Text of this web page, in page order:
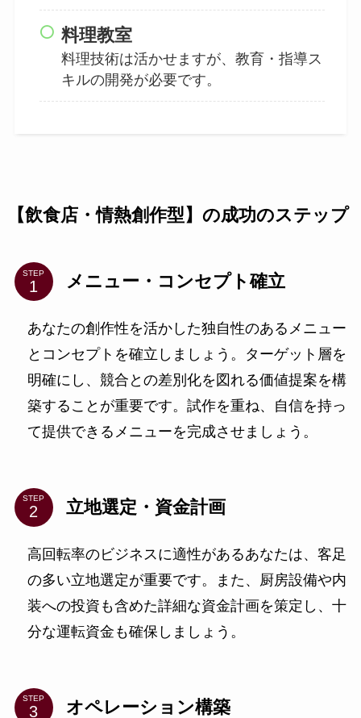
料理教室
料理技術は活かせますが、教育・指導ス
キルの開発が必要です。
【飲食店・情熱創作型】の成功のステップ
STEP メニュー・コンセプト確立
あなたの創作性を活かした独自性のあるメニュー
とコンセプトを確立しましょう。ターゲット層を
明確にし、競合との差別化を図れる価値提案を構
築することが重要です。試作を重ね、自信を持っ
て提供できるメニューを完成させましょう。
STEP 立地選定・資金計画
高回転率のビジネスに適性があるあなたは、客足
の多い立地選定が重要です。また、厨房設備や内
装への投資も含めた詳細な資金計画を策定し、十
分な運転資金も確保しましょう。
STEP オペレーション構築